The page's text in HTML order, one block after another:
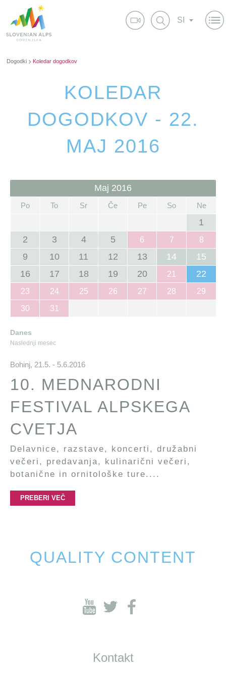
SI
Dogodki Koledar dogodkov
KOLEDAR
DOGODKOV - 22.
MAJ 2016
Maj 2016
Po To Sr Če Pe So Ne
1
2
3 4 5 6 7 8
9 10 11 12 13 14
15
16
17 18 19 20 21 22
23 24 25 26 27 28
29
30
31
Danes
Naslednji mesec
Bohinj, 21.5. - 5.6.2016
10. MEDNARODNI
FESTIVAL ALPSKEGA
CVETJA
Delavnice, razstave, koncerti, družabni
večeri, predavanja, kulinarični večeri,
botanične in ornitološke ture....
PREBERI VEČ
QUALITY CONTENT
Kontakt